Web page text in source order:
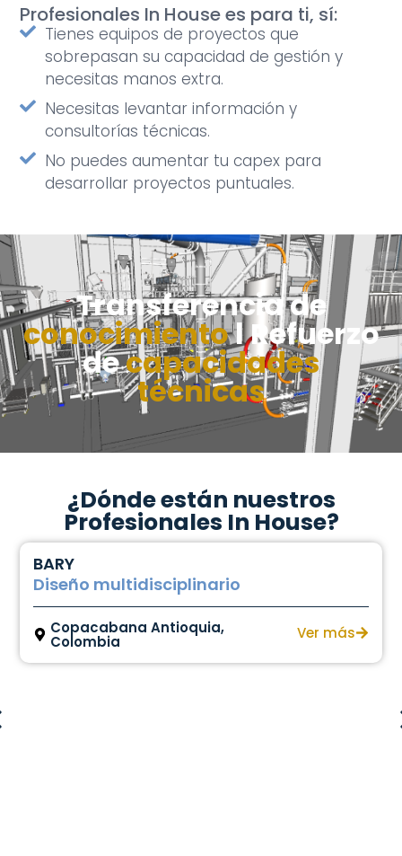
Profesionales In House es para ti, sí:
Tienes equipos de proyectos que
sobrepasan su capacidad de gestión y
necesitas manos extra.
Necesitas levantar información y
consultorías técnicas.
No puedes aumentar tu capex para
desarrollar proyectos puntuales.
Transferencia de
conocimientol Refuerzo
decapacidades
técnicas
¿Dónde están nuestros
Profesionales In House?
Ver más